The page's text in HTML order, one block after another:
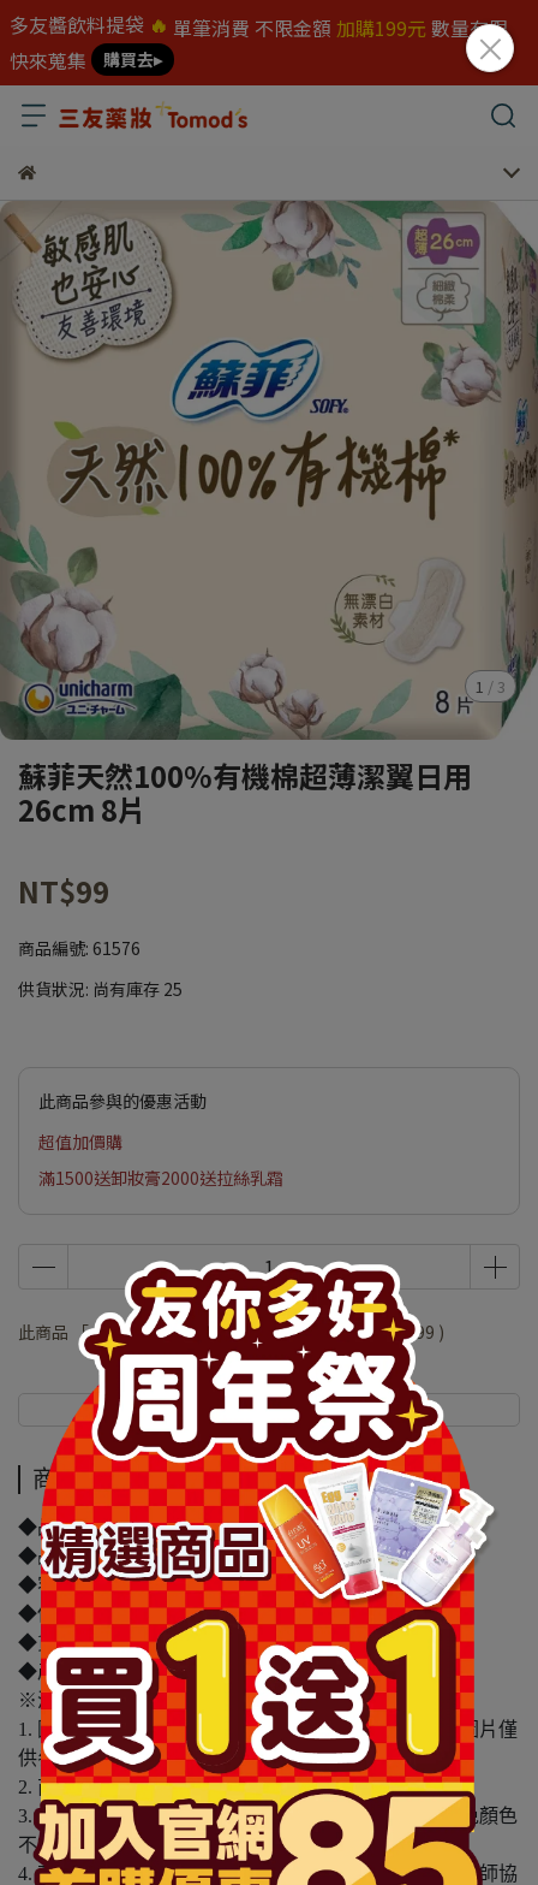
多友醬飲料提袋 🔥 單筆消費 不限金額 加購199元 數量有限
快來蒐集
購買去▸
1 / 3
蘇菲天然100%有機棉超薄潔翼日用
26cm 8片
NT$99
商品編號: 61576
供貨狀況: 尚有庫存 25
此商品參與的優惠活動
超值加價購
滿1500送卸妝膏2000送拉絲乳霜
此商品 「 最高 」可以折抵紅利19800點 (約等於NT$99 )
商品介紹 規格說明
商品介紹
◆品牌名稱：蘇菲
◆品名：蘇菲天然100%有機棉超薄潔翼日用26cm 8片
◆容量/規格：8片
◆保存期限(天)：1095天
◆貨源：公司貨
◆產地：台灣
※溫馨提醒：
1. 因電腦螢幕設定及個人觀感之差異，本賣場之商品圖片僅
供參考，依實際收到商品為準。
2. 商品包裝會有新舊轉換期，依實際收到商品為準。
3. 商品下訂前，建議實際試色、試用後再行購買，避免顏色
不符或肌膚不適等症狀。
4. 商品使用後若出現不適或非預期反應，請尋求專業醫師協